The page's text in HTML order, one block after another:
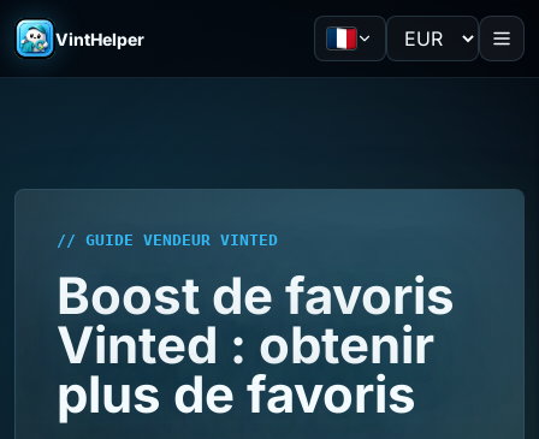
VintHelper
// GUIDE VENDEUR VINTED
Boost de favoris
Vinted : obtenir
plus de favoris